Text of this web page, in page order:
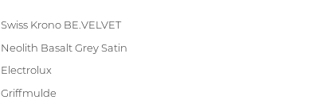
Neolith Basalt Grey Satin
Electrolux
Griffmulde
Swiss Krono BE.VELVET